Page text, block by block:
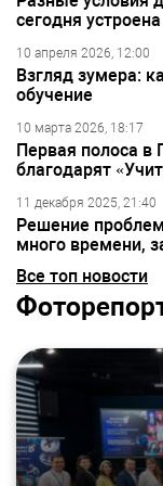
сегодня
10 апреля 2026, 12:00
Взгляд зумера:
обучение
10 марта 2026, 18:17
Первая полоса в
благодарят
11 декабря 2025, 21:40
Решение
много времени,
Все топ новости